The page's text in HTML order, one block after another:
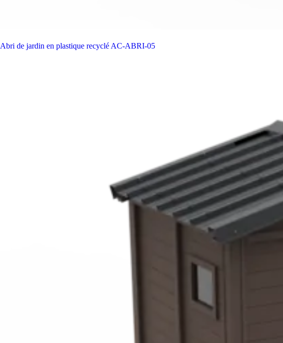
Abri de jardin en plastique recyclé AC-ABRI-05